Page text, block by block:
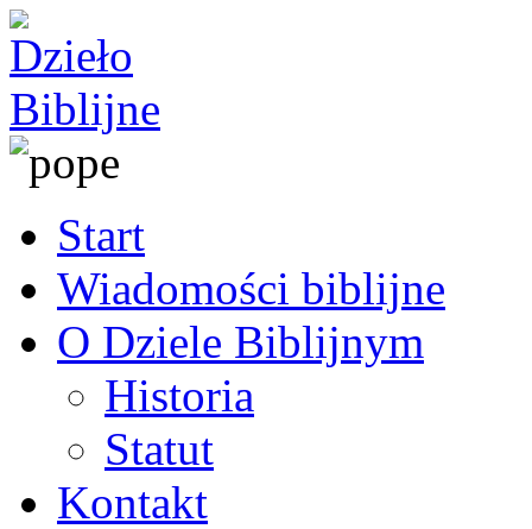
Start
Wiadomości biblijne
O Dziele Biblijnym
Historia
Statut
Kontakt